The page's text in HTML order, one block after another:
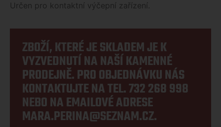
Určen pro kontaktní výčepní zařízení.
ZBOŽÍ, KTERÉ JE SKLADEM JE K
VYZVEDNUTÍ NA NAŠÍ KAMENNÉ
PRODEJNĚ. PRO OBJEDNÁVKU NÁS
KONTAKTUJTE NA TEL.732 268 998
NEBO NA EMAILOVÉ ADRESE
MARA.PERINA@SEZNAM.CZ.